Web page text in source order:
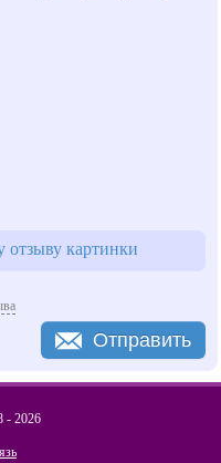
картинки
Отправить
- 2026